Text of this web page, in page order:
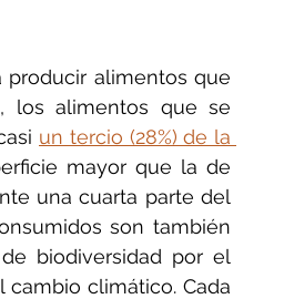
producir alimentos que
los alimentos que se
un tercio (28%) de la
mayor que la de
una cuarta parte del
son también
biodiversidad por el
climático. Cada